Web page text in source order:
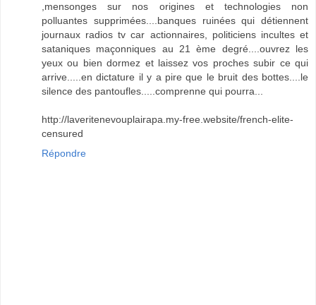
,mensonges sur nos origines et technologies non
polluantes supprimées....banques ruinées qui détiennent
journaux radios tv car actionnaires, politiciens incultes et
sataniques maçonniques au 21 ème degré....ouvrez les
yeux ou bien dormez et laissez vos proches subir ce qui
arrive.....en dictature il y a pire que le bruit des bottes....le
silence des pantoufles.....comprenne qui pourra...
http://laveritenevouplairapa.my-free.website/french-elite-
censured
Répondre